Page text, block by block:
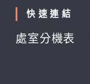
快速連結
處室分機表